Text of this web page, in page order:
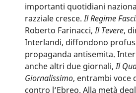
importanti quotidiani
razziale cresce.Il Regime
Roberto Farinacci,Il Tevere,
Interlandi, diffondono
propaganda antisemita.
anche altri due giornali,Il
Giornalissimo, entrambi voce
contro l’Ebreo. Alla metà